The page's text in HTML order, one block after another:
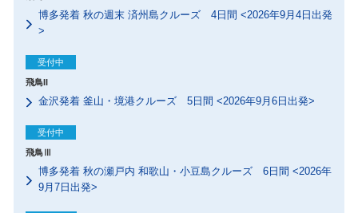
博多発着 秋の週末 済州島クルーズ 4日間 <2026年9月4日出発
>
飛鳥II
受付中
金沢発着 釜山・境港クルーズ 5日間 <2026年9月6日出発>
飛鳥Ⅲ
受付中
博多発着 秋の瀬戸内 和歌山・小豆島クルーズ 6日間 <2026年
9月7日出発>